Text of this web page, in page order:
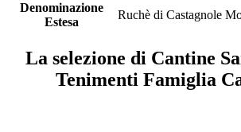
Denominazione
Estesa
Ruchè di Castagnole
La selezione di Cantine
Tenimenti Famiglia